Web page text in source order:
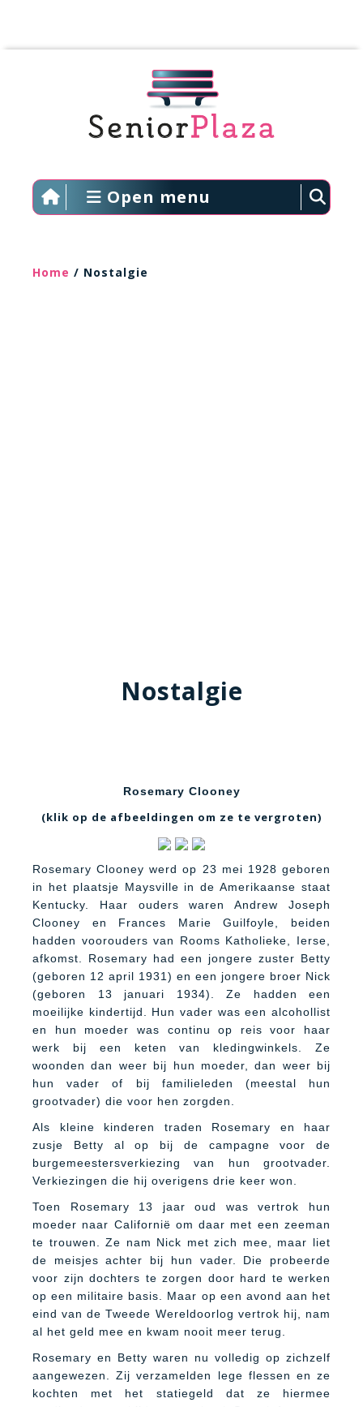
Open menu
Home / Nostalgie
Nostalgie
Rosemary Clooney
(klik op de afbeeldingen om ze te vergroten)
Rosemary Clooney werd op 23 mei 1928 geboren
in het plaatsje Maysville in de Amerikaanse staat
Kentucky. Haar ouders waren Andrew Joseph
Clooney en Frances Marie Guilfoyle, beiden
hadden voorouders van Rooms Katholieke, Ierse,
afkomst. Rosemary had een jongere zuster Betty
(geboren 12 april 1931) en een jongere broer Nick
(geboren 13 januari 1934). Ze hadden een
moeilijke kindertijd. Hun vader was een alcohollist
en hun moeder was continu op reis voor haar
werk bij een keten van kledingwinkels. Ze
woonden dan weer bij hun moeder, dan weer bij
hun vader of bij familieleden (meestal hun
grootvader) die voor hen zorgden.
Als kleine kinderen traden Rosemary en haar
zusje Betty al op bij de campagne voor de
burgemeestersverkiezing van hun grootvader.
Verkiezingen die hij overigens drie keer won.
Toen Rosemary 13 jaar oud was vertrok hun
moeder naar Californië om daar met een zeeman
te trouwen. Ze nam Nick met zich mee, maar liet
de meisjes achter bij hun vader. Die probeerde
voor zijn dochters te zorgen door hard te werken
op een militaire basis. Maar op een avond aan het
eind van de Tweede Wereldoorlog vertrok hij, nam
al het geld mee en kwam nooit meer terug.
Rosemary en Betty waren nu volledig op zichzelf
aangewezen. Zij verzamelden lege flessen en ze
kochten met het statiegeld dat ze hiermee